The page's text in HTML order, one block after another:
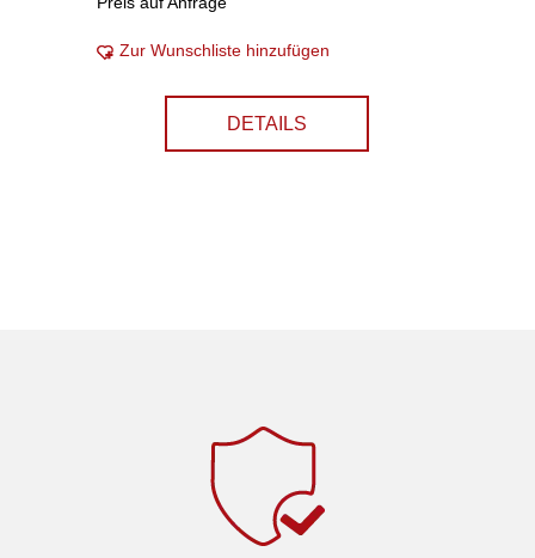
Zur Wunschliste hinzufügen
DETAILS